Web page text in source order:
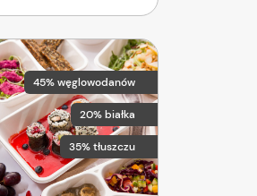
45% węglowodanów
20% białka
35% tłuszczu